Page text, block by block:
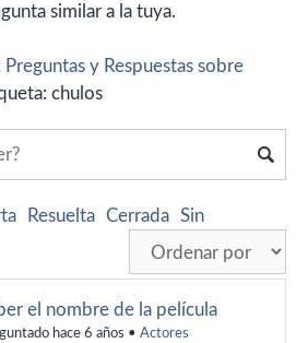
similar a la tuya.
y Respuestas sobre
chulos
Resuelta Cerrada Sin
el nombre de la película
hace 6 años • Actores